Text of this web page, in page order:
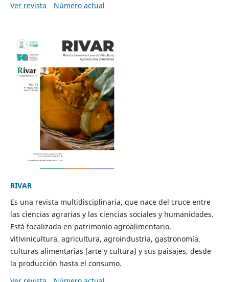
Ver revista
Número actual
RIVAR
Es una revista multidisciplinaria, que nace del cruce entre
las ciencias agrarias y las ciencias sociales y humanidades.
Está focalizada en patrimonio agroalimentario,
vitivinicultura, agricultura, agroindustria, gastronomía,
culturas alimentarias (arte y cultura) y sus paisajes, desde
la producción hasta el consumo.